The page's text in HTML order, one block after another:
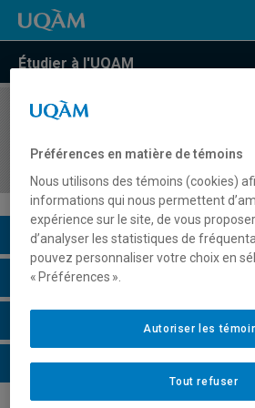
Étudier à l'UQAM
COURS//
nouvelles technologies de
Description du cours
Horaire - Été 2026
Horaire - Automne 2026
Horaire - Hiver 2027
Préférences en matière de témoins
Nous utilisons des témoins (cookies)
informations qui nous permettent
expérience sur le site, de vous
d’analyser les statistiques de
pouvez personnaliser votre choix en
« Préférences ».
Tout refuser
Autoriser les